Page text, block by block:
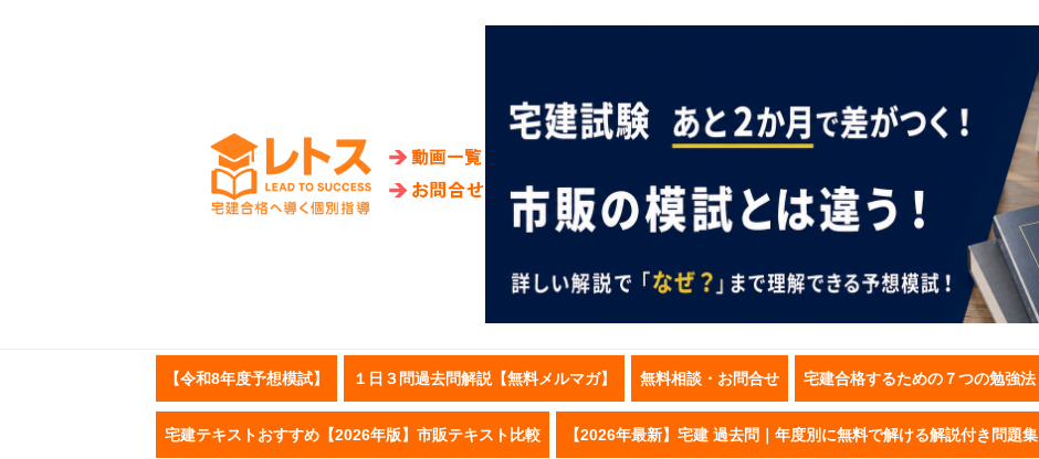
【令和8年度予想模試】 １日３問過去問解説【無料メルマガ】 無料相談・お問合せ 宅建合格するための７つの勉強法
宅建テキストおすすめ【2026年版】市販テキスト比較 【2026年最新】宅建 過去問｜年度別に無料で解ける解説付き問題集